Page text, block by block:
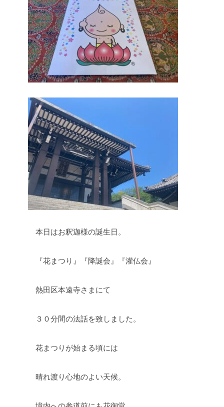
本日はお釈迦様の誕生日。
『花まつり』『降誕会』『灌仏会』
熱田区本遠寺さまにて
３０分間の法話を致しました。
花まつりが始まる頃には
晴れ渡り心地のよい天候。